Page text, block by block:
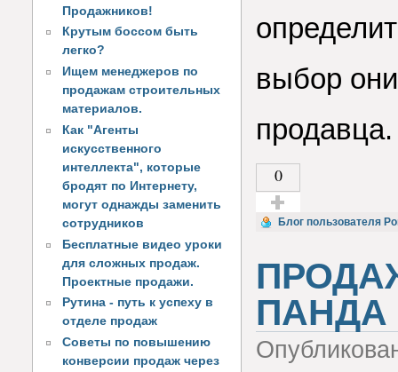
Продажников!
Крутым боссом быть
легко?
Ищем менеджеров по
продажам строительных
материалов.
Как "Агенты
искусственного
интеллекта", которые
бродят по Интернету,
могут однажды заменить
сотрудников
Бесплатные видео уроки
для сложных продаж.
Проектные продажи.
Рутина - путь к успеху в
отделе продаж
Советы по повышению
конверсии продаж через
выбор
продавца.
0
Голос за!
Блог пользователя
ПАНДА